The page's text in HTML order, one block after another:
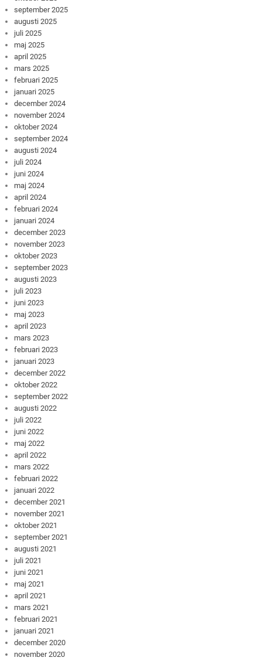
september 2025
augusti 2025
juli 2025
maj 2025
april 2025
mars 2025
februari 2025
januari 2025
december 2024
november 2024
oktober 2024
september 2024
augusti 2024
juli 2024
juni 2024
maj 2024
april 2024
februari 2024
januari 2024
december 2023
november 2023
oktober 2023
september 2023
augusti 2023
juli 2023
juni 2023
maj 2023
april 2023
mars 2023
februari 2023
januari 2023
december 2022
oktober 2022
september 2022
augusti 2022
juli 2022
juni 2022
maj 2022
april 2022
mars 2022
februari 2022
januari 2022
december 2021
november 2021
oktober 2021
september 2021
augusti 2021
juli 2021
juni 2021
maj 2021
april 2021
mars 2021
februari 2021
januari 2021
december 2020
november 2020